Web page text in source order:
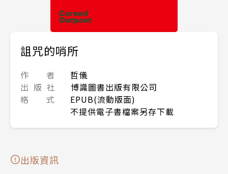
詛咒的哨所
作 者
哲儀
出 版 社
博識圖書出版有限公司
格 式
EPUB(流動版面)
不提供電子書檔案另存下載
出版資訊